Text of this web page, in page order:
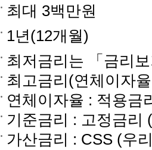
최대 3백만원
1년(12개월)
최저금리는 「금리
최고금리(연체이자
연체이자율 : 적용금
기준금리 : 고정금리
가산금리 : CSS (우